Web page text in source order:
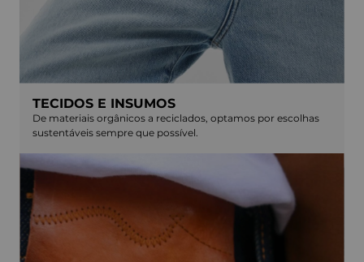
TECIDOS E INSUMOS
De materiais orgânicos a reciclados, optamos por escolhas
sustentáveis sempre que possível.